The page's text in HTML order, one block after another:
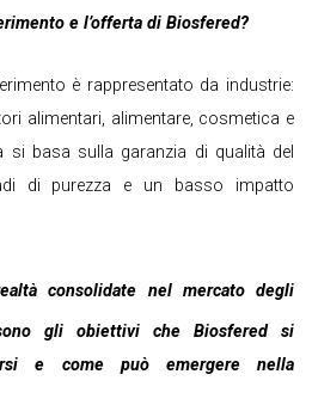
e l’offerta di Biosfered?
è rappresentato da industrie:
alimentari, alimentare, cosmetica e
si basa sulla garanzia di qualità del
di purezza e un basso impatto
consolidate nel mercato degli
gli obiettivi che Biosfered si
e come può emergere nella